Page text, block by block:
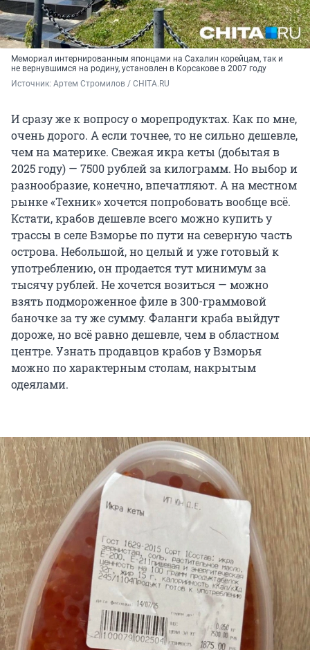
Мемориал интернированным японцами на Сахалин корейцам, так и
не вернувшимся на родину, установлен в Корсакове в 2007 году
Источник: Артем Стромилов / CHITA.RU
И сразу же к вопросу о морепродуктах. Как по мне,
очень дорого. А если точнее, то не сильно дешевле,
чем на материке. Свежая икра кеты (добытая в
2025 году) — 7500 рублей за килограмм. Но выбор и
разнообразие, конечно, впечатляют. А на местном
рынке «Техник» хочется попробовать вообще всё.
Кстати, крабов дешевле всего можно купить у
трассы в селе Взморье по пути на северную часть
острова. Небольшой, но целый и уже готовый к
употреблению, он продается тут минимум за
тысячу рублей. Не хочется возиться — можно
взять подмороженное филе в 300-граммовой
баночке за ту же сумму. Фаланги краба выйдут
дороже, но всё равно дешевле, чем в областном
центре. Узнать продавцов крабов у Взморья
можно по характерным столам, накрытым
одеялами.